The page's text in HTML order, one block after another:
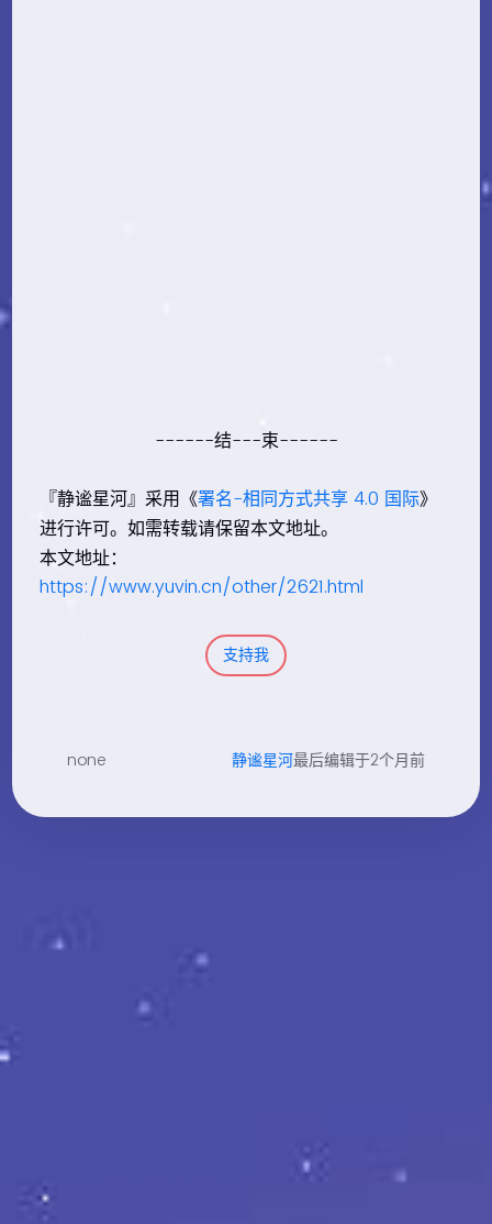
------结---束------
『静谧星河』采用《署名-相同方式共享 4.0 国际》
进行许可。如需转载请保留本文地址。
本文地址：
https://www.yuvin.cn/other/2621.html
支持我
none 静谧星河最后编辑于2个月前